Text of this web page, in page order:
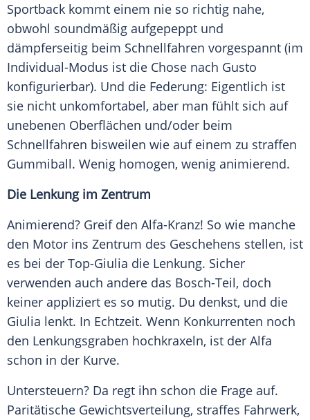
Sportback kommt einem nie so richtig nahe,
obwohl soundmäßig aufgepeppt und
dämpferseitig beim Schnellfahren vorgespannt (im
Individual-Modus ist die Chose nach Gusto
konfigurierbar). Und die Federung: Eigentlich ist
sie nicht unkomfortabel, aber man fühlt sich auf
unebenen Oberflächen und/oder beim
Schnellfahren bisweilen wie auf einem zu straffen
Gummiball. Wenig homogen, wenig animierend.
Die Lenkung im Zentrum
Animierend? Greif den Alfa-Kranz! So wie manche
den Motor ins Zentrum des Geschehens stellen, ist
es bei der Top-Giulia die Lenkung. Sicher
verwenden auch andere das Bosch-Teil, doch
keiner appliziert es so mutig. Du denkst, und die
Giulia lenkt. In Echtzeit. Wenn Konkurrenten noch
den Lenkungsgraben hochkraxeln, ist der Alfa
schon in der Kurve.
Untersteuern? Da regt ihn schon die Frage auf.
Paritätische Gewichtsverteilung, straffes Fahrwerk,